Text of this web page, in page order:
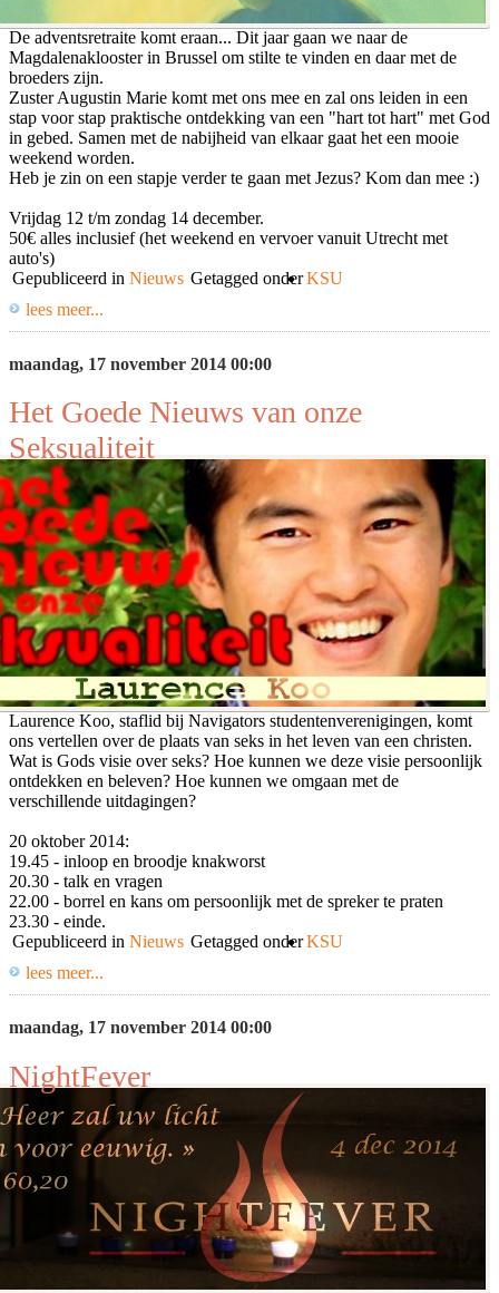
De adventsretraite komt eraan... Dit jaar gaan we naar de
Magdalenaklooster in Brussel om stilte te vinden en daar met de
broeders zijn.
Zuster Augustin Marie komt met ons mee en zal ons leiden in een
stap voor stap praktische ontdekking van een "hart tot hart" met God
in gebed. Samen met de nabijheid van elkaar gaat het een mooie
weekend worden.
Heb je zin on een stapje verder te gaan met Jezus? Kom dan mee :)
Vrijdag 12 t/m zondag 14 december.
50€ alles inclusief (het weekend en vervoer vanuit Utrecht met
auto's)
Gepubliceerd in Nieuws Getagged onderKSU
lees meer...
maandag, 17 november 2014 00:00
Het Goede Nieuws van onze
Seksualiteit
Laurence Koo, staflid bij Navigators studentenverenigingen, komt
ons vertellen over de plaats van seks in het leven van een christen.
Wat is Gods visie over seks? Hoe kunnen we deze visie persoonlijk
ontdekken en beleven? Hoe kunnen we omgaan met de
verschillende uitdagingen?
20 oktober 2014:
19.45 - inloop en broodje knakworst
20.30 - talk en vragen
22.00 - borrel en kans om persoonlijk met de spreker te praten
23.30 - einde.
Gepubliceerd in Nieuws Getagged onderKSU
lees meer...
maandag, 17 november 2014 00:00
NightFever